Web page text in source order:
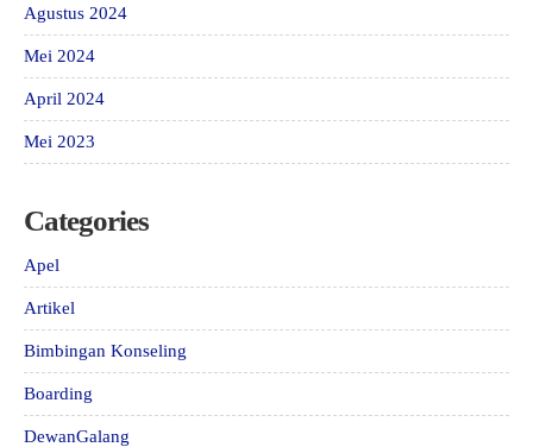
Agustus 2024
Mei 2024
April 2024
Mei 2023
Categories
Apel
Artikel
Bimbingan Konseling
Boarding
DewanGalang